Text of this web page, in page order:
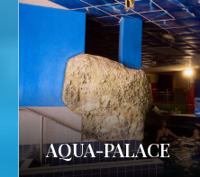
AQUA-PALACE